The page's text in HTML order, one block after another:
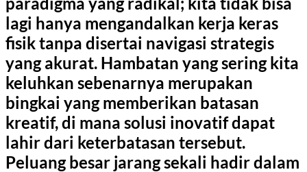
lagi hanya mengandalkan kerja keras
fisik tanpa disertai navigasi strategis
yang akurat. Hambatan yang sering kita
keluhkan sebenarnya merupakan
bingkai yang memberikan batasan
kreatif, di mana solusi inovatif dapat
lahir dari keterbatasan tersebut.
Peluang besar jarang sekali hadir dalam